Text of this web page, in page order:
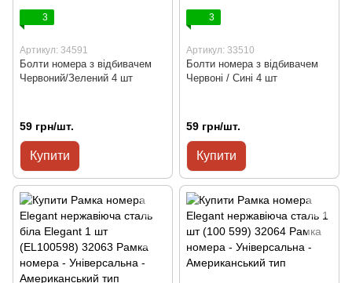
3
Артикул: 34591
Болти номера з відбивачем
Червоний/Зелений 4 шт
59 грн/шт.
Купити
3
Артикул: 33510
Болти номера з відбивачем
Червоні / Сині 4 шт
59 грн/шт.
Купити